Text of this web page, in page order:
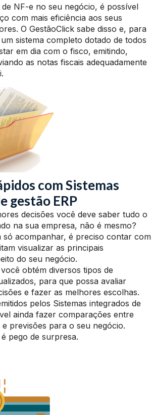
NF-e no seu negócio, é possível
com mais eficiência aos seus
O GestãoClick sabe disso e, para
sistema completo dotado de todos
em dia com o fisco, emitindo,
as notas fiscais adequadamente
com Sistemas
gestão ERP
decisões você deve saber tudo o
na sua empresa, não é mesmo?
só acompanhar, é preciso contar com
visualizar as principais
do seu negócio.
obtém diversos tipos de
para que possa avaliar
e fazer as melhores escolhas.
pelos Sistemas integrados de
ainda fazer comparações entre
previsões para o seu negócio.
pego de surpresa.